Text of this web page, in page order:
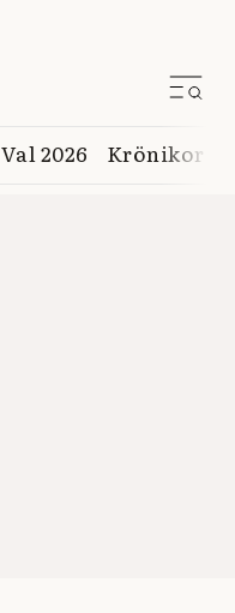
Val 2026 Krönikor